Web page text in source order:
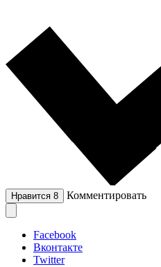
Нравится 8 Комментировать
Facebook
Вконтакте
Twitter